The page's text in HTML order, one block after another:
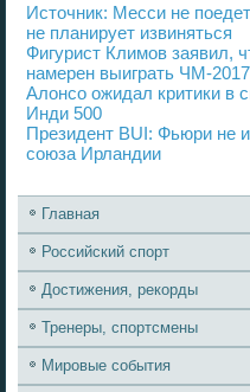
Источник: Месси не
не планирует извиняться
Фигурист Климов заявил,
намерен выиграть ЧМ-
Алонсо ожидал критики в
Инди 500
Президент BUI: Фьюри не
союза Ирландии
Главная
Российский спорт
Достижения, рекорды
Тренеры, спортсмены
Мировые события